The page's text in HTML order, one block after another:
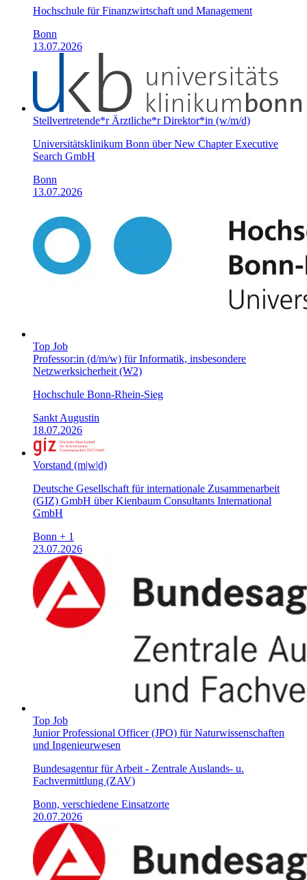
Hochschule für Finanzwirtschaft und Management
Bonn
13.07.2026
Stellvertretende*r Ärztliche*r Direktor*in (w/m/d)
Universitätsklinikum Bonn über New Chapter Executive
Search GmbH
Bonn
13.07.2026
Top Job
Professor:in (d/m/w) für Informatik, insbesondere
Netzwerksicherheit (W2)
Hochschule Bonn-Rhein-Sieg
Sankt Augustin
18.07.2026
Vorstand (m|w|d)
Deutsche Gesellschaft für internationale Zusammenarbeit
(GIZ) GmbH über Kienbaum Consultants International
GmbH
Bonn + 1
23.07.2026
Top Job
Junior Professional Officer (JPO) für Naturwissenschaften
und Ingenieurwesen
Bundesagentur für Arbeit - Zentrale Auslands- u.
Fachvermittlung (ZAV)
Bonn, verschiedene Einsatzorte
20.07.2026